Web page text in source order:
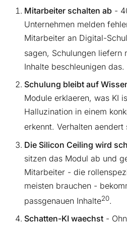
Mitarbeiter schalten ab -
Unternehmen melden
Mitarbeiter an Digital-
sagen, Schulungen liefern
Inhalte beschleunigen das.
Schulung bleibt auf
Module erklaeren, was KI
Halluzination in einem
erkennt. Verhalten aendert
Die Silicon Ceiling wird
sitzen das Modul ab und
Mitarbeiter - die
meisten brauchen -
passgenauen Inhalte20.
Schatten-KI waechst -